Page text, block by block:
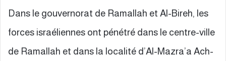
Dans le gouvernorat de Ramallah et Al-Bireh, les
forces israéliennes ont pénétré dans le centre-ville
de Ramallah et dans la localité d’Al-Mazra’a Ach-